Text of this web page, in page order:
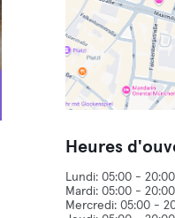
Heures
Lundi: 05:00 - 20:00
Mardi: 05:00 - 20:00
Mercredi: 05:00 -